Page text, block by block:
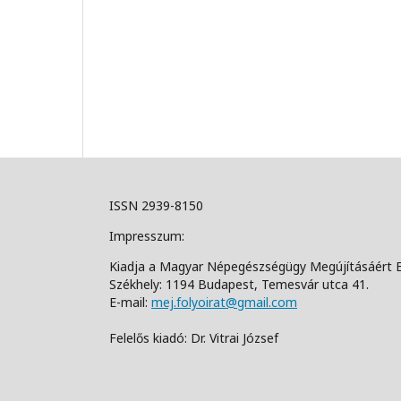
ISSN 2939-8150
Impresszum:
Kiadja a Magyar Népegészségügy Megújításáért
Székhely: 1194 Budapest, Temesvár utca 41.
E-mail: mej.folyoirat@gmail.com
Felelős kiadó: Dr. Vitrai József